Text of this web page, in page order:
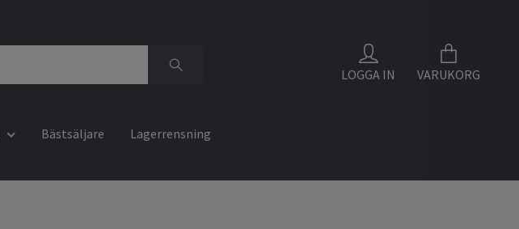
LOGGA IN VARUKORG
Bästsäljare Lagerrensning